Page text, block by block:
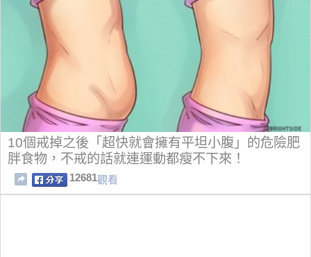
10個戒掉之後「超快就會擁有平坦小腹」的危險肥
胖食物，不戒的話就連運動都瘦不下來！
12681觀看